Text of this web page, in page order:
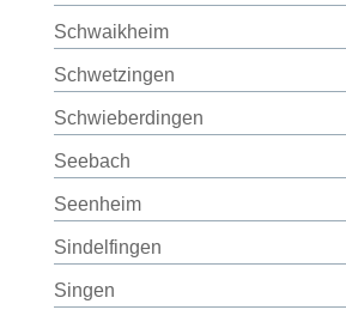
Schwaikheim
Schwetzingen
Schwieberdingen
Seebach
Seenheim
Sindelfingen
Singen